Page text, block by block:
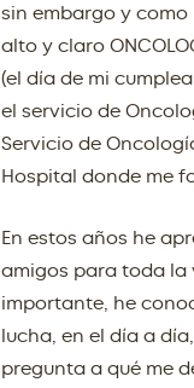
sin embargo y
alto y claro
(el día de mi
el servicio de
Servicio de
Hospital donde me
En estos años he
amigos para toda la
importante, he
lucha, en el día a
pregunta a qué me